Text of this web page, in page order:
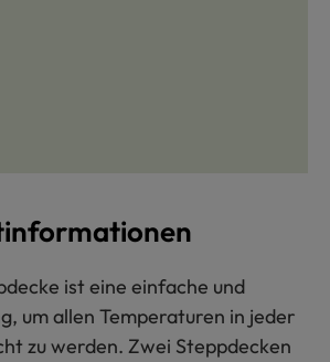
ist eine einfache und
um allen Temperaturen in jeder
zu werden. Zwei Steppdecken